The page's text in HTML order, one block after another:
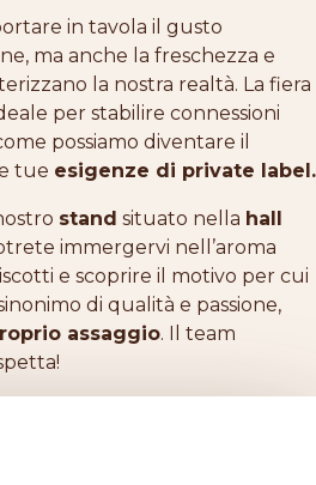
in tavola il gusto
ma anche la freschezza e
la nostra realtà. La fiera
per stabilire connessioni
possiamo diventare il
tue esigenze di private label.
stand situato nella hall
immergervi nell’aroma
e scoprire il motivo per cui
di qualità e passione,
assaggio. Il team